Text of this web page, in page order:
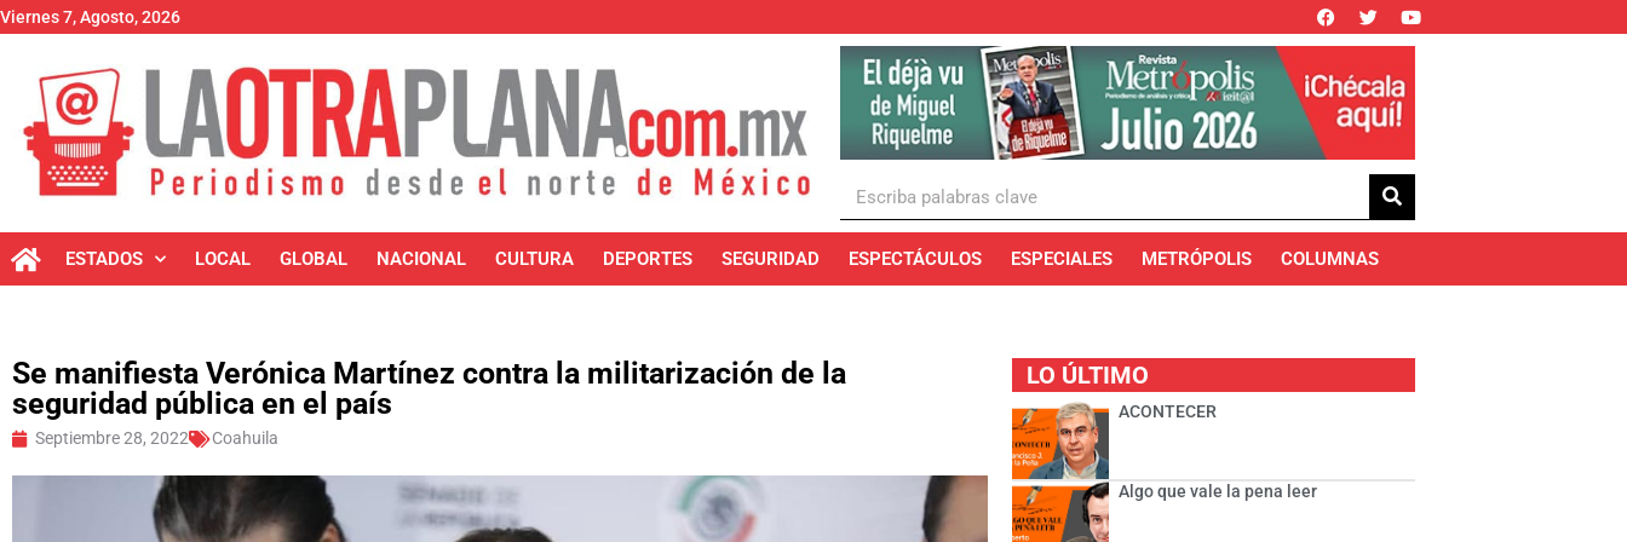
Viernes 7, Agosto, 2026
ESTADOS LOCAL GLOBAL NACIONAL CULTURA DEPORTES SEGURIDAD ESPECTÁCULOS ESPECIALES METRÓPOLIS COLUMNAS
Se manifiesta Verónica Martínez contra la militarización de la
seguridad pública en el país
Septiembre 28, 2022 Coahuila
LO ÚLTIMO
ACONTECER
Algo que vale la pena leer